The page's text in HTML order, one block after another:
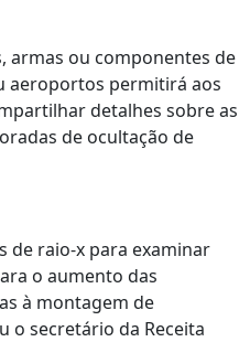
armas ou componentes de
aeroportos permitirá aos
detalhes sobre as
de ocultação de
de raio-x para examinar
o aumento das
à montagem de
o secretário da Receita